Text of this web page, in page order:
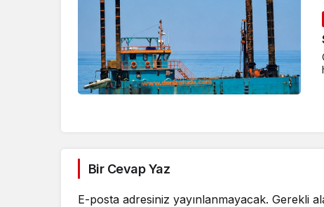
Bir Cevap Yaz
E-posta adresiniz yayınlanmayacak. Gerekli